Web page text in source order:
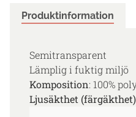
Produktinformation
Semitransparent
Lämplig i fuktig miljö
Komposition: 100%
Ljusäkthet (färgäkthet)